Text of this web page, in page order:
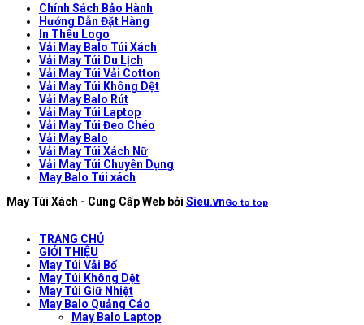
Chính Sách Bảo Hành
Hướng Dẫn Đặt Hàng
In Thêu Logo
Vải May Balo Túi Xách
Vải May Túi Du Lịch
Vải May Túi Vải Cotton
Vải May Túi Không Dệt
Vải May Balo Rút
Vải May Túi Laptop
Vải May Túi Đeo Chéo
Vải May Balo
Vải May Túi Xách Nữ
Vải May Túi Chuyên Dụng
May Balo Túi xách
May Túi Xách - Cung Cấp Web bởi Sieu.vnGo to top
TRANG CHỦ
GIỚI THIỆU
May Túi Vải Bố
May Túi Không Dệt
May Túi Giữ Nhiệt
May Balo Quảng Cáo
May Balo Laptop